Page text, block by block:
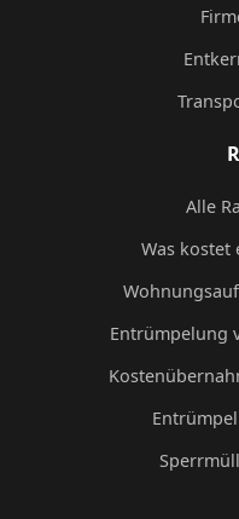
Alle
Was kostet
Entrümpelung